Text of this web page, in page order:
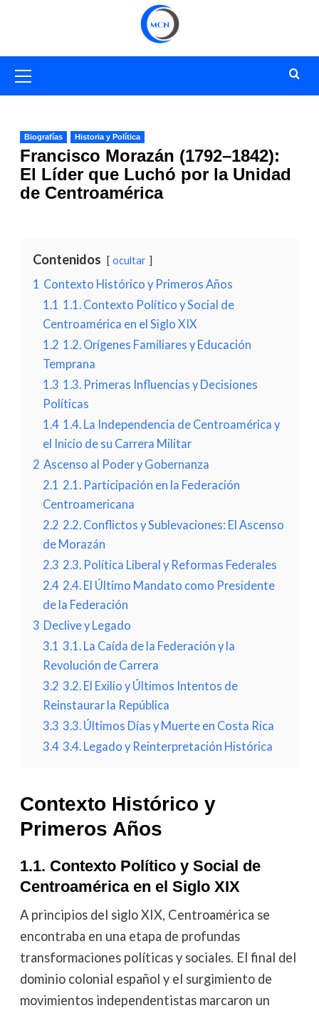
primario
Biografías Historia y Política
Francisco Morazán (1792–1842):
El Líder que Luchó por la Unidad
de Centroamérica
Contenidos ocultar
1 Contexto Histórico y Primeros Años
1.1 1.1. Contexto Político y Social de
Centroamérica en el Siglo XIX
1.2 1.2. Orígenes Familiares y Educación
Temprana
1.3 1.3. Primeras Influencias y Decisiones
Políticas
1.4 1.4. La Independencia de Centroamérica y
el Inicio de su Carrera Militar
2 Ascenso al Poder y Gobernanza
2.1 2.1. Participación en la Federación
Centroamericana
2.2 2.2. Conflictos y Sublevaciones: El Ascenso
de Morazán
2.3 2.3. Política Liberal y Reformas Federales
2.4 2.4. El Último Mandato como Presidente
de la Federación
3 Declive y Legado
3.1 3.1. La Caída de la Federación y la
Revolución de Carrera
3.2 3.2. El Exilio y Últimos Intentos de
Reinstaurar la República
3.3 3.3. Últimos Días y Muerte en Costa Rica
3.4 3.4. Legado y Reinterpretación Histórica
Contexto Histórico y
Primeros Años
1.1. Contexto Político y Social de
Centroamérica en el Siglo XIX
A principios del siglo XIX, Centroamérica se
encontraba en una etapa de profundas
transformaciones políticas y sociales. El final del
dominio colonial español y el surgimiento de
movimientos independentistas marcaron un